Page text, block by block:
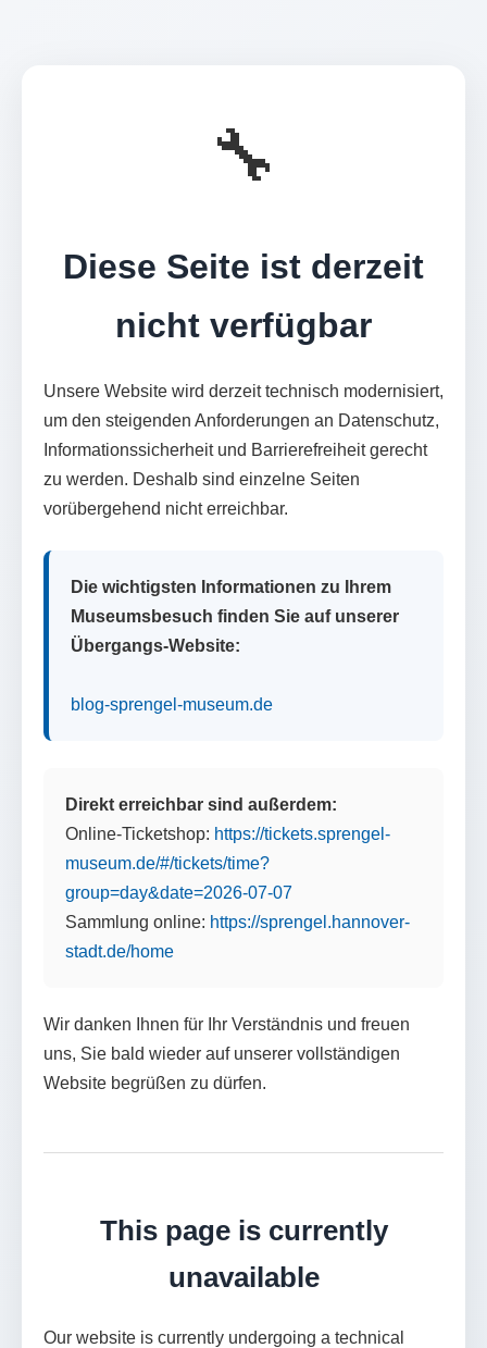
🔧
Diese Seite ist derzeit
nicht verfügbar
Unsere Website wird derzeit technisch modernisiert,
um den steigenden Anforderungen an Datenschutz,
Informationssicherheit und Barrierefreiheit gerecht
zu werden. Deshalb sind einzelne Seiten
vorübergehend nicht erreichbar.
Die wichtigsten Informationen zu Ihrem
Museumsbesuch finden Sie auf unserer
Übergangs-Website:
blog-sprengel-museum.de
Direkt erreichbar sind außerdem:
Online-Ticketshop: https://tickets.sprengel-
museum.de/#/tickets/time?
group=day&date=2026-07-07
Sammlung online: https://sprengel.hannover-
stadt.de/home
Wir danken Ihnen für Ihr Verständnis und freuen
uns, Sie bald wieder auf unserer vollständigen
Website begrüßen zu dürfen.
This page is currently
unavailable
Our website is currently undergoing a technical